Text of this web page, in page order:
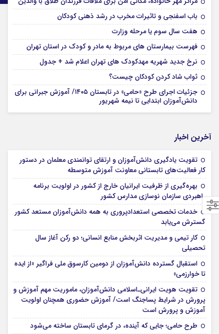
باب اسفنجی و تاثیرات مخرب در رشد ذهنی کودکان
هفت سال سوم یا مرحله وزارت
فهرست بیمارستان های مربوط به مادر و کودک در استان تهران
نرخ جدید شهریه مهدکودک های تهران اعلام شد + جدول
ثواب شاد کردن کودکان چیست؟
جزئیات اجرای طرح «حامی» در تابستان ۱۴۰۵/ آموزش جبرانی برای
دانش‌آموزان ابتدایی تا نیمه شهریور
آخرین اخبار
تقویت یادگیری دانش‌آموزان و ارتقای توانمندی معلمان در دستور
کار فعالیت‌های تابستانی معاونت آموزش متوسطه
بهره‌گیری از ظرفیت ایرانیان خارج از کشور در اولویت برنامه
راهبردی سازمان نوسازی مدارس کشور
خدمات تخصصی استعدادپروری به همه دانش‌آموزان مستعد کشور
گسترش می‌یابد
کار تیمی و مدیریت اثربخش منابع انسانی؛ دو رکن آغاز سال
تحصیلی
استقبال گسترده دانش‌آموزان از دومین کارسوق ملی فراگیر «از ایده
تا خوارزمی»
تقویت هویت ایرانی‌ـ‌اسلامی دانش‌آموزان، ماموریت مهم آموزش و
پرورش در شرایط پساجنگ است/ آموزش حضوری همچنان اولویت
آموزش و پرورش است
طرح حامی؛ جایی که آینده، در گرمای تابستان ساخته می‌شود